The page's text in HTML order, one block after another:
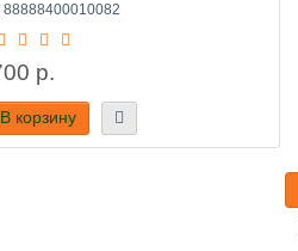
88888400010082
р.
В корзину